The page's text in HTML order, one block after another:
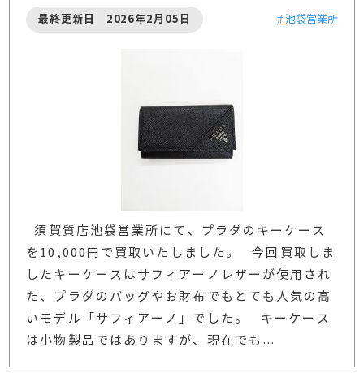
最終更新日 2026年2月05日 # 池袋営業所
須賀質店池袋営業所にて、プラダのキーケース
を10,000円で買取いたしました。 今回買取しま
したキーケースはサフィアーノレザーが使用され
た、プラダのバッグやお財布でもとても人気の高
いモデル「サフィアーノ」でした。 キーケース
は小物製品ではありますが、現在でも …